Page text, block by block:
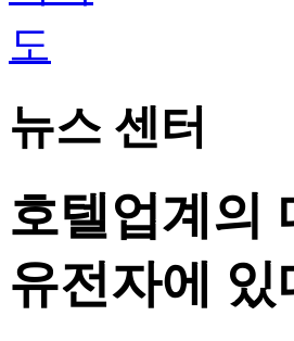
뉴스 센터
호텔업계의
유전자에 있